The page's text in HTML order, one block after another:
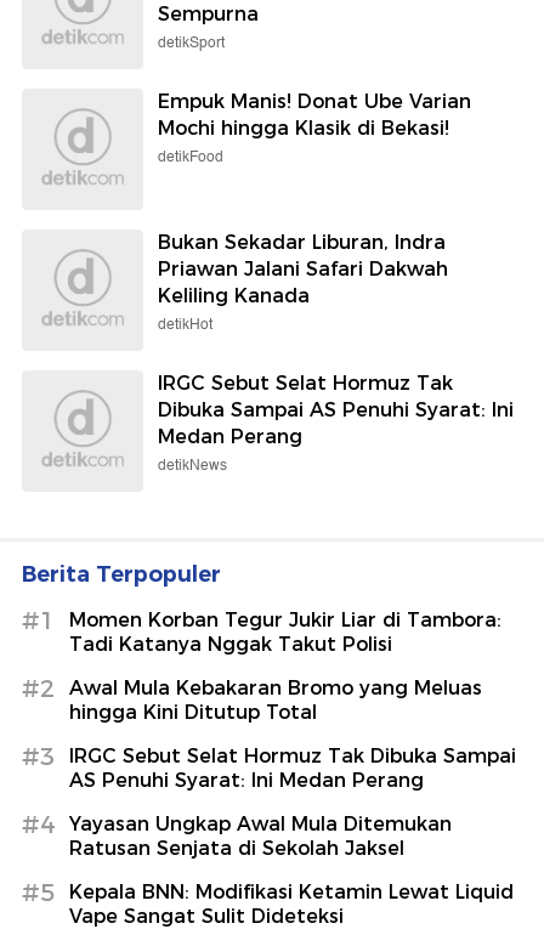
Sempurna
detikSport
Empuk Manis! Donat Ube Varian
Mochi hingga Klasik di Bekasi!
detikFood
Bukan Sekadar Liburan, Indra
Priawan Jalani Safari Dakwah
Keliling Kanada
detikHot
IRGC Sebut Selat Hormuz Tak
Dibuka Sampai AS Penuhi Syarat: Ini
Medan Perang
detikNews
Berita Terpopuler
#1
Momen Korban Tegur Jukir Liar di Tambora:
Tadi Katanya Nggak Takut Polisi
#2
Awal Mula Kebakaran Bromo yang Meluas
hingga Kini Ditutup Total
#3
IRGC Sebut Selat Hormuz Tak Dibuka Sampai
AS Penuhi Syarat: Ini Medan Perang
#4
Yayasan Ungkap Awal Mula Ditemukan
Ratusan Senjata di Sekolah Jaksel
#5
Kepala BNN: Modifikasi Ketamin Lewat Liquid
Vape Sangat Sulit Dideteksi